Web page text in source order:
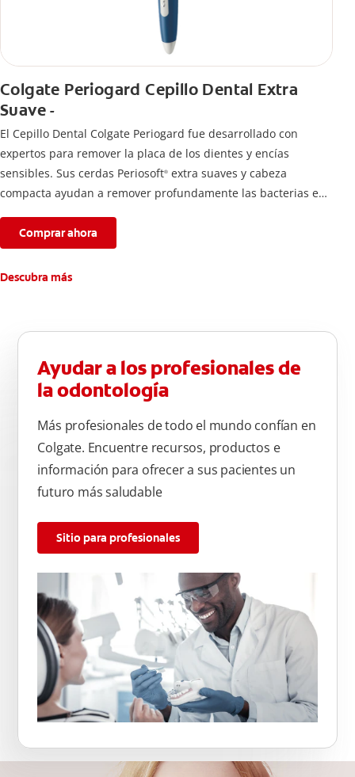
Colgate Periogard Cepillo Dental Extra
Suave -
El Cepillo Dental Colgate Periogard fue desarrollado con
expertos para remover la placa de los dientes y encías
sensibles. Sus cerdas Periosoft® extra suaves y cabeza
compacta ayudan a remover profundamente las bacterias en
Comprar ahora
Descubra más
Ayudar a los profesionales de
la odontología
Más profesionales de todo el mundo confían en
Colgate. Encuentre recursos, productos e
información para ofrecer a sus pacientes un
futuro más saludable
Sitio para profesionales